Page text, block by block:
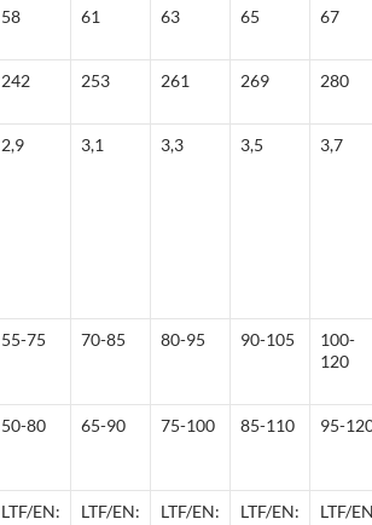
58 61 63 65 67
242 253 261 269 280
2,9 3,1 3,3 3,5 3,7
55-75 70-85 80-95 90-105
100-
120
50-80 65-90 75-100 85-110 95-
LTF/EN:
LTF/EN:
LTF/EN:
LTF/EN:
LTF/